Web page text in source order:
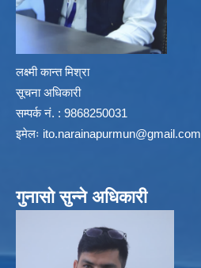
लक्ष्मी कान्त मिश्रा
सूचना अधिकारी
सम्पर्क नं. : 9868250031
इमेलः ito.narainapurmun@gmail.com
गुनासो सुन्ने अधिकारी